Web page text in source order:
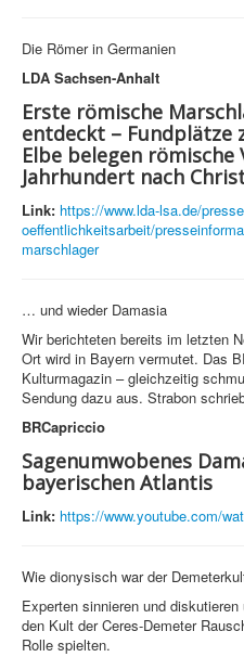
Die Römer in Germanien
LDA Sachsen-Anhalt
Erste römische
entdeckt – Fundplätze
Elbe belegen römische
Jahrhundert nach
Link: https://www.lda-lsa.de/
oeffentlichkeitsarbeit/
marschlager
… und wieder Damasia
Wir berichteten bereits im letzten
Ort wird in Bayern vermutet. Das
Kulturmagazin – gleichzeitig
Sendung dazu aus. Strabon
BRCapriccio
Sagenumwobenes
bayerischen Atlantis
Link: https://www.youtube.com/
Wie dionysisch war der
Experten sinnieren und
den Kult der Ceres-Demeter
Rolle spielten.